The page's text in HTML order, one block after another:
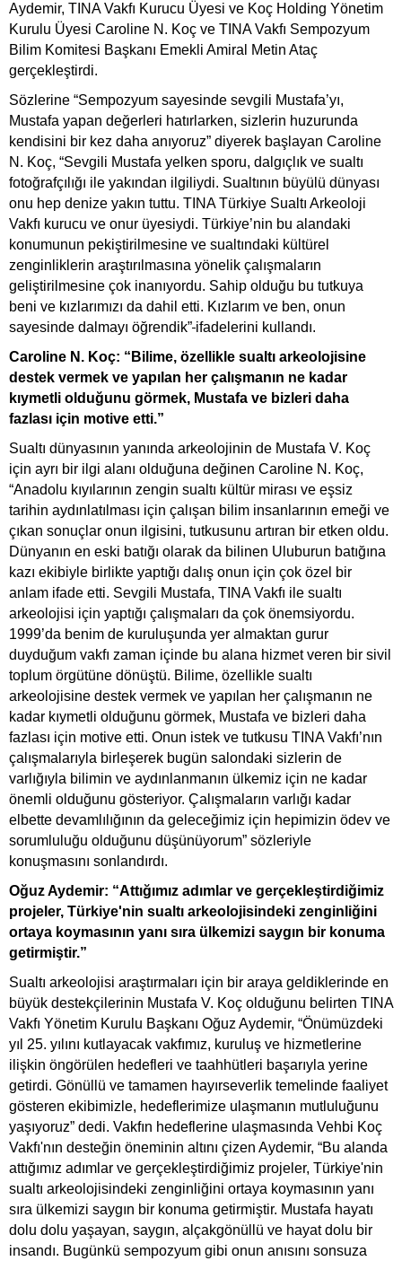
Aydemir, TINA Vakfı Kurucu Üyesi ve Koç Holding Yönetim
Kurulu Üyesi Caroline N. Koç ve TINA Vakfı Sempozyum
Bilim Komitesi Başkanı Emekli Amiral Metin Ataç
gerçekleştirdi.
Sözlerine “Sempozyum sayesinde sevgili Mustafa’yı,
Mustafa yapan değerleri hatırlarken, sizlerin huzurunda
kendisini bir kez daha anıyoruz” diyerek başlayan Caroline
N. Koç, “Sevgili Mustafa yelken sporu, dalgıçlık ve sualtı
fotoğrafçılığı ile yakından ilgiliydi. Sualtının büyülü dünyası
onu hep denize yakın tuttu. TINA Türkiye Sualtı Arkeoloji
Vakfı kurucu ve onur üyesiydi. Türkiye’nin bu alandaki
konumunun pekiştirilmesine ve sualtındaki kültürel
zenginliklerin araştırılmasına yönelik çalışmaların
geliştirilmesine çok inanıyordu. Sahip olduğu bu tutkuya
beni ve kızlarımızı da dahil etti. Kızlarım ve ben, onun
sayesinde dalmayı öğrendik” ifadelerini kullandı.
Caroline N. Koç: “Bilime, özellikle sualtı arkeolojisine
destek vermek ve yapılan her çalışmanın ne kadar
kıymetli olduğunu görmek, Mustafa ve bizleri daha
fazlası için motive etti.”
Sualtı dünyasının yanında arkeolojinin de Mustafa V. Koç
için ayrı bir ilgi alanı olduğuna değinen Caroline N. Koç,
“Anadolu kıyılarının zengin sualtı kültür mirası ve eşsiz
tarihin aydınlatılması için çalışan bilim insanlarının emeği ve
çıkan sonuçlar onun ilgisini, tutkusunu artıran bir etken oldu.
Dünyanın en eski batığı olarak da bilinen Uluburun batığına
kazı ekibiyle birlikte yaptığı dalış onun için çok özel bir
anlam ifade etti. Sevgili Mustafa, TINA Vakfı ile sualtı
arkeolojisi için yaptığı çalışmaları da çok önemsiyordu.
1999’da benim de kuruluşunda yer almaktan gurur
duyduğum vakfı zaman içinde bu alana hizmet veren bir sivil
toplum örgütüne dönüştü. Bilime, özellikle sualtı
arkeolojisine destek vermek ve yapılan her çalışmanın ne
kadar kıymetli olduğunu görmek, Mustafa ve bizleri daha
fazlası için motive etti. Onun istek ve tutkusu TINA Vakfı’nın
çalışmalarıyla birleşerek bugün salondaki sizlerin de
varlığıyla bilimin ve aydınlanmanın ülkemiz için ne kadar
önemli olduğunu gösteriyor. Çalışmaların varlığı kadar
elbette devamlılığının da geleceğimiz için hepimizin ödev ve
sorumluluğu olduğunu düşünüyorum” sözleriyle
konuşmasını sonlandırdı.
Oğuz Aydemir: “Attığımız adımlar ve gerçekleştirdiğimiz
projeler, Türkiye'nin sualtı arkeolojisindeki zenginliğini
ortaya koymasının yanı sıra ülkemizi saygın bir konuma
getirmiştir.”
Sualtı arkeolojisi araştırmaları için bir araya geldiklerinde en
büyük destekçilerinin Mustafa V. Koç olduğunu belirten TINA
Vakfı Yönetim Kurulu Başkanı Oğuz Aydemir, “Önümüzdeki
yıl 25. yılını kutlayacak vakfımız, kuruluş ve hizmetlerine
ilişkin öngörülen hedefleri ve taahhütleri başarıyla yerine
getirdi. Gönüllü ve tamamen hayırseverlik temelinde faaliyet
gösteren ekibimizle, hedeflerimize ulaşmanın mutluluğunu
yaşıyoruz” dedi. Vakfın hedeflerine ulaşmasında Vehbi Koç
Vakfı'nın desteğin öneminin altını çizen Aydemir, “Bu alanda
attığımız adımlar ve gerçekleştirdiğimiz projeler, Türkiye'nin
sualtı arkeolojisindeki zenginliğini ortaya koymasının yanı
sıra ülkemizi saygın bir konuma getirmiştir. Mustafa hayatı
dolu dolu yaşayan, saygın, alçakgönüllü ve hayat dolu bir
insandı. Bugünkü sempozyum gibi onun anısını sonsuza